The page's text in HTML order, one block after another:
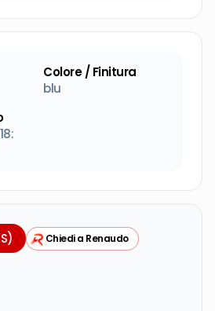
Colore / Finitura
blu
Chiedi a Renaudo